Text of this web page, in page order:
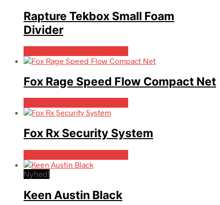
Rapture Tekbox Small Foam
Divider
Fox Rage Speed Flow Compact Net
Fox Rx Security System
Nyhed!
Keen Austin Black